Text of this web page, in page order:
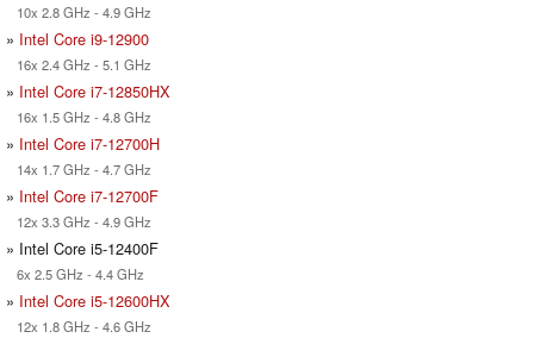
10x 2.8 GHz - 4.9 GHz
» Intel Core i9-12900
16x 2.4 GHz - 5.1 GHz
» Intel Core i7-12850HX
16x 1.5 GHz - 4.8 GHz
» Intel Core i7-12700H
14x 1.7 GHz - 4.7 GHz
» Intel Core i7-12700F
12x 3.3 GHz - 4.9 GHz
» Intel Core i5-12400F
6x 2.5 GHz - 4.4 GHz
» Intel Core i5-12600HX
12x 1.8 GHz - 4.6 GHz